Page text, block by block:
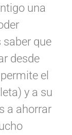
una
saber que
desde
el
y a su
a ahorrar